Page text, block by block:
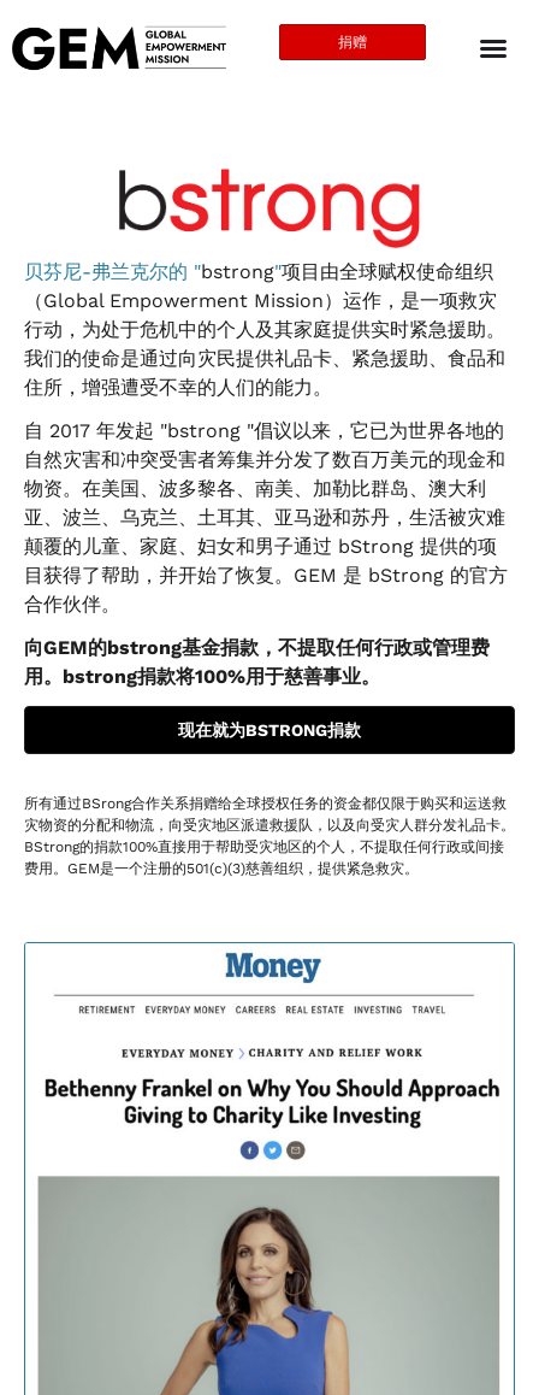
捐赠
贝芬尼-弗兰克尔的 "bstrong"项目由全球赋权使命组织
（Global Empowerment Mission）运作，是一项救灾
行动，为处于危机中的个人及其家庭提供实时紧急援助。
我们的使命是通过向灾民提供礼品卡、紧急援助、食品和
住所，增强遭受不幸的人们的能力。
自 2017 年发起 "bstrong "倡议以来，它已为世界各地的
自然灾害和冲突受害者筹集并分发了数百万美元的现金和
物资。在美国、波多黎各、南美、加勒比群岛、澳大利
亚、波兰、乌克兰、土耳其、亚马逊和苏丹，生活被灾难
颠覆的儿童、家庭、妇女和男子通过 bStrong 提供的项
目获得了帮助，并开始了恢复。GEM 是 bStrong 的官方
合作伙伴。
向GEM的bstrong基金捐款，不提取任何行政或管理费
用。bstrong捐款将100%用于慈善事业。
现在就为BSTRONG捐款
所有通过BSrong合作关系捐赠给全球授权任务的资金都仅限于购买和运送救
灾物资的分配和物流，向受灾地区派遣救援队，以及向受灾人群分发礼品卡。
BStrong的捐款100%直接用于帮助受灾地区的个人，不提取任何行政或间接
费用。GEM是一个注册的501(c)(3)慈善组织，提供紧急救灾。